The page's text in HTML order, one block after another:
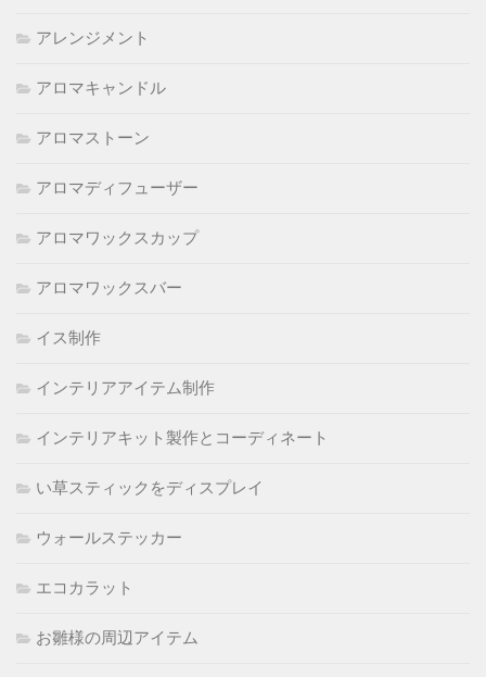
アレンジメント
アロマキャンドル
アロマストーン
アロマディフューザー
アロマワックスカップ
アロマワックスバー
イス制作
インテリアアイテム制作
インテリアキット製作とコーディネート
い草スティックをディスプレイ
ウォールステッカー
エコカラット
お雛様の周辺アイテム